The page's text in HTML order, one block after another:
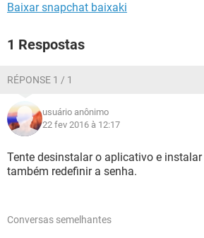
Baixar snapchat baixaki
1 Respostas
RÉPONSE 1 / 1
usuário anônimo
22 fev 2016 à 12:17
Tente desinstalar o aplicativo e
também redefinir a senha.
Conversas semelhantes